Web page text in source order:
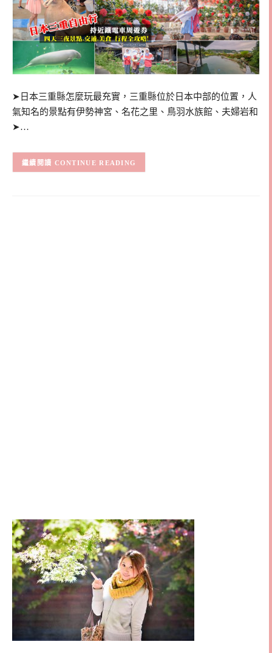
➤日本三重縣怎麼玩最充實，三重縣位於日本中部的位置，人
氣知名的景點有伊勢神宮、名花之里、鳥羽水族館、夫婦岩和
➤…
CONTINUE READING